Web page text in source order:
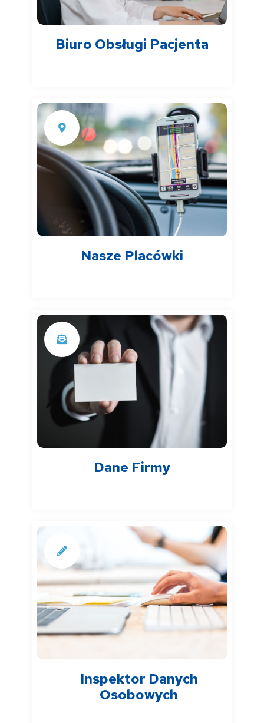
Biuro Obsługi Pacjenta
Nasze Placówki
Dane Firmy
Inspektor Danych
Osobowych